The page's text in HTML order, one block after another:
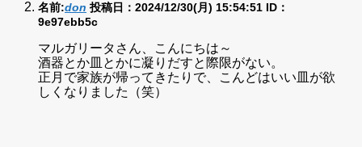
名前:don 投稿日：2024/12/30(月) 15:54:51 ID：
9e97ebb5c
マルガリータさん、こんにちは～
酒器とか皿とかに凝りだすと際限がない。
正月で家族が帰ってきたりで、こんどはいい皿が欲
しくなりました（笑）